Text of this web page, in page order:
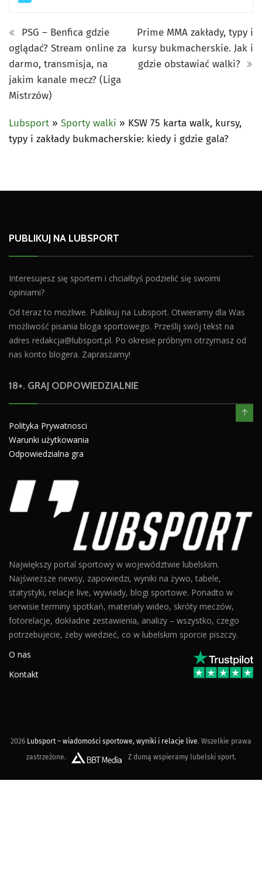
PSG – Benfica gdzie
oglądać? Stream online za
darmo, transmisja, na
jakim kanale mecz? (Liga
Mistrzów)
Prime MMA zakłady, typy i
kursy bukmacherskie. Jak i
gdzie obstawiać walki?
Lubsport » Sporty walki » KSW 75 karta walk, kursy,
typy i zakłady bukmacherskie: kiedy i gdzie gala?
PUBLIKUJ NA LUBSPORT
Interesujesz się sportem i chciałbyś podzielić się swoimi
opiniami?
Od teraz to możliwe. Publikuj na Lubsport. Otwieramy dla Was
możliwość pisania bloga sportowego. Prześlij swój tekst na
adres redakcja@lubsport.pl. Po okresie próbnym otrzymasz od
nas konto blogera. Zapraszamy!
18+. GRAJ ODPOWIEDZIALNIE
Polityka Prywatnosci
Warunki użytkowania
Odpowiedzialna gra
Największy portal sportowy w województwie lubelskim.
Najświeższe newsy, zapowiedzi, wyniki na żywo, tabele,
statystyki, relacje live, wywiady, blogi sportowe. Ponadto w
serwisie terminy spotkań, materiały wideo, skróty meczów,
fotorelacje, dokładne zestawienia, analizy – wszystko, czego
potrzebujecie, żeby wiedzieć, co w lubelskim sporcie piszczy.
O nas
Kontakt
2026 Lubsport – wiadomości sportowe, wyniki i relacje live. Wszelkie prawa
zastrzeżone.
Z dumą wspieramy lubelski sport.